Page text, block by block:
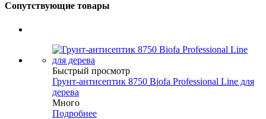
Сопутствующие товары
Быстрый просмотр
Грунт-антисептик 8750 Biofa Professional Line для
дерева
Много
Подробнее